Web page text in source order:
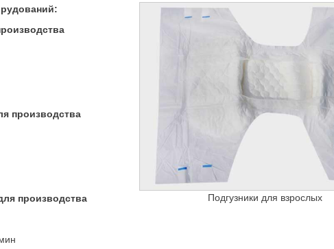
Подгузники для взрослых
производства
производства